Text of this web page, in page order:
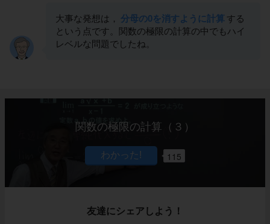
大事な発想は， 分母の0を消すように計算 する
という点です。関数の極限の計算の中でもハイ
レベルな問題でしたね。
関数の極限の計算（３）
115
友達にシェアしよう！